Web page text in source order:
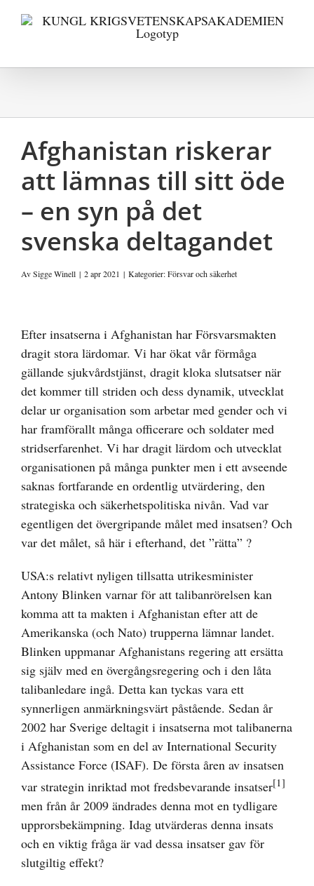
Afghanistan riskerar
att lämnas till sitt öde
– en syn på det
svenska deltagandet
AvSigge Winell | 2 apr 2021 | Kategorier:Försvar och säkerhet
större
bild
Efter insatserna i Afghanistan har Försvarsmakten
dragit stora lärdomar. Vi har ökat vår förmåga
gällande sjukvårdstjänst, dragit kloka slutsatser när
det kommer till striden och dess dynamik, utvecklat
delar ur organisation som arbetar med gender och vi
har framförallt många officerare och soldater med
stridserfarenhet. Vi har dragit lärdom och utvecklat
organisationen på många punkter men i ett avseende
saknas fortfarande en ordentlig utvärdering, den
strategiska och säkerhetspolitiska nivån. Vad var
egentligen det övergripande målet med insatsen? Och
var det målet, så här i efterhand, det ”rätta” ?
USA:s relativt nyligen tillsatta utrikesminister
Antony Blinken varnar för att talibanrörelsen kan
komma att ta makten i Afghanistan efter att de
Amerikanska (och Nato) trupperna lämnar landet.
Blinken uppmanar Afghanistans regering att ersätta
sig själv med en övergångsregering och i den låta
talibanledare ingå. Detta kan tyckas vara ett
synnerligen anmärkningsvärt påstående. Sedan år
2002 har Sverige deltagit i insatserna mot talibanerna
i Afghanistan som en del av International Security
Assistance Force (ISAF). De första åren av insatsen
var strategin inriktad mot fredsbevarande insatser[1]
men från år 2009 ändrades denna mot en tydligare
upprorsbekämpning. Idag utvärderas denna insats
och en viktig fråga är vad dessa insatser gav för
slutgiltig effekt?